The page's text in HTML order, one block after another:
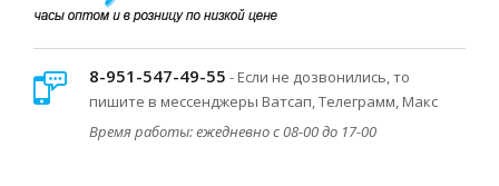
8-951-547-49-55 - Если не дозвонились, то
пишите в мессенджеры Ватсап, Телеграмм, Макс
Время работы: ежедневно с 08-00 до 17-00